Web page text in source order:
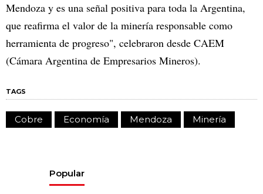
Mendoza y es una señal positiva para toda la Argentina,
que reafirma el valor de la minería responsable como
herramienta de progreso", celebraron desde CAEM
(Cámara Argentina de Empresarios Mineros).
TAGS
Cobre Economía Mendoza Minería
Popular